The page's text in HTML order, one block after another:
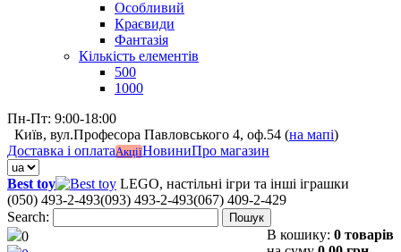
Особливий
Краєвиди
Фантазія
Кількість елементів
500
1000
Пн-Пт: 9:00-18:00
Київ, вул.Професора Павловського 4, оф.54 (на мапі)
Доставка і оплатаАкціїНовиниПро магазин
Best toy
LEGO, настільні ігри та інші іграшки
(050) 493-2-493(093) 493-2-493(067) 409-2-429
Search:
Пошук
0 В кошику: 0 товарів